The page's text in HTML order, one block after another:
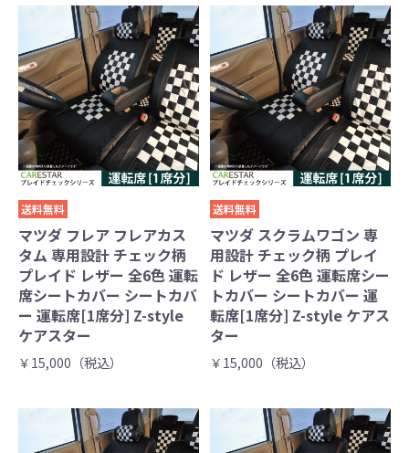
送料無料
マツダ フレア フレアカス
タム 専用設計 チェック柄
プレイド レザー 全6色 運転
席シートカバー シートカバ
ー 運転席[1席分] Z-style
ケアスター
￥15,000（税込）
送料無料
マツダ スクラムワゴン 専
用設計 チェック柄 プレイ
ド レザー 全6色 運転席シー
トカバー シートカバー 運
転席[1席分] Z-style ケアス
ター
￥15,000（税込）